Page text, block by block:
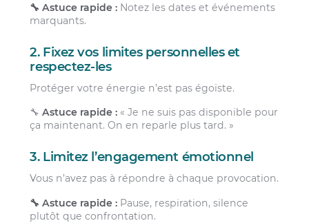
🔧 Astuce rapide : Notez les dates et événements
marquants.
2. Fixez vos limites personnelles et
respectez-les
Protéger votre énergie n’est pas égoïste.
🔧 Astuce rapide : « Je ne suis pas disponible pour
ça maintenant. On en reparle plus tard. »
3. Limitez l’engagement émotionnel
Vous n’avez pas à répondre à chaque provocation.
🔧 Astuce rapide : Pause, respiration, silence
plutôt que confrontation.